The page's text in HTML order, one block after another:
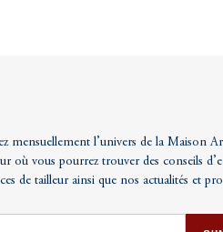
mensuellement l’univers de la Maison
où vous pourrez trouver des conseils
de tailleur ainsi que nos actualités et